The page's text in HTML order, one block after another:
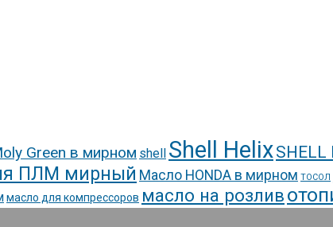
Green в мирном shell Shell HelixSHELL
ПЛМ мирный Масло HONDA в мирном ТОСОЛ
масло для компрессоров масло на розлив